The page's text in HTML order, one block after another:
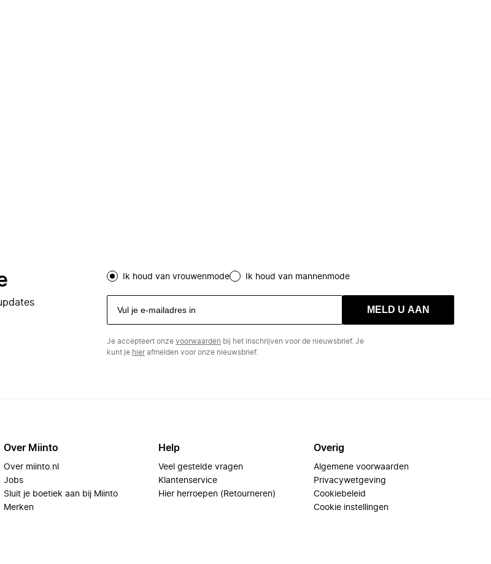
Ik houd van vrouwenmode Ik houd van mannenmode
MELD U AAN
Je accepteert onze voorwaarden bij het inschrijven voor de nieuwsbrief. Je
kunt je hierafmelden voor onze nieuwsbrief.
Over Miinto
Over miinto.nl
Jobs
Sluit je boetiek aan bij Miinto
Merken
Help
Veel gestelde vragen
Klantenservice
Hier herroepen (Retourneren)
Overig
Algemene voorwaarden
Privacywetgeving
Cookiebeleid
Cookie instellingen